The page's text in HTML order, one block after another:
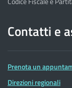
Contatti e
Prenota un
Direzioni regionali